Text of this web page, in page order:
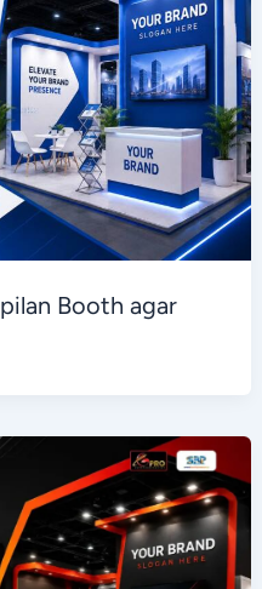
Booth agar